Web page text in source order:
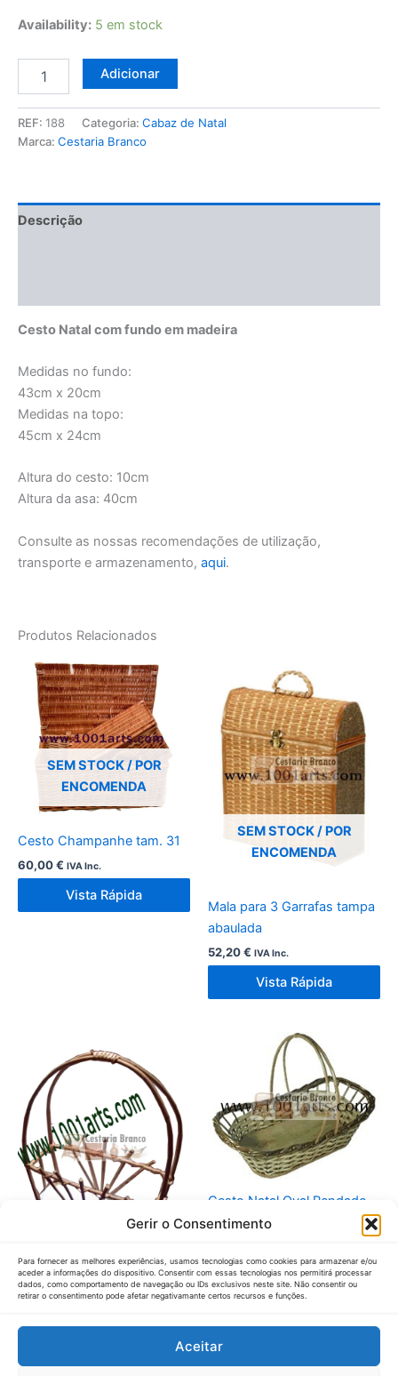
Gerir o Consentimento
Para fornecer as melhores experiências, usamos tecnologias como cookies para armazenar e/ou
aceder a informações do dispositivo. Consentir com essas tecnologias nos permitirá processar
dados, como comportamento de navegação ou IDs exclusivos neste site. Não consentir ou
retirar o consentimento pode afetar negativamante certos recursos e funções.
Aceitar
Availability: 5 em stock
Natal
mod.
Adicionar
REF: 188 Categoria: Cabaz de Natal
Marca: Cestaria Branco
Descrição
Cesto Natal com fundo em madeira
Medidas no fundo:
43cm x 20cm
Medidas na topo:
45cm x 24cm
Altura do cesto: 10cm
Altura da asa: 40cm
Consulte as nossas recomendações de utilização,
transporte e armazenamento, aqui.
Produtos Relacionados
SEM STOCK / POR
ENCOMENDA
Cesto Champanhe tam. 31
60,00€ IVA Inc.
Vista Rápida
SEM STOCK / POR
ENCOMENDA
Mala para 3 Garrafas tampa
abaulada
52,20€ IVA Inc.
Vista Rápida
Cesto para 3 Garrafas
Cesto Natal Oval Rendado
13,00€ IVA Inc.
Vista Rápida